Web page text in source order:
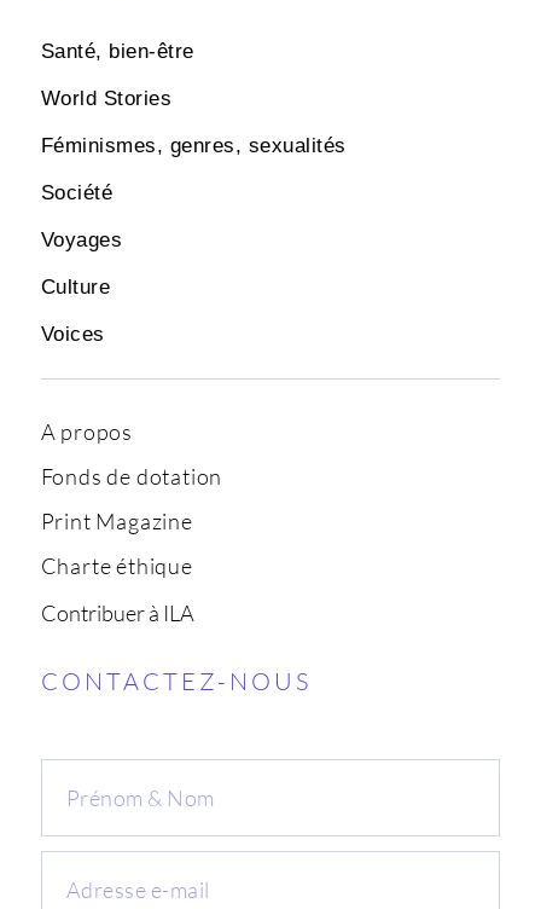
Santé, bien-être
World Stories
Féminismes, genres, sexualités
Société
Voyages
Culture
Voices
A propos
Fonds de dotation
Print Magazine
Charte éthique
Contribuer à ILA
CONTACTEZ-NOUS